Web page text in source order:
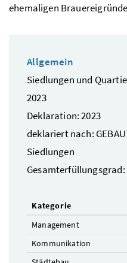
ehemaligen
Allgemein
Siedlungen und
2023
Deklaration: 2023
deklariert nach:
Siedlungen
Gesamterfüllungsgrad:
Kategorie
Management
Kommunikation